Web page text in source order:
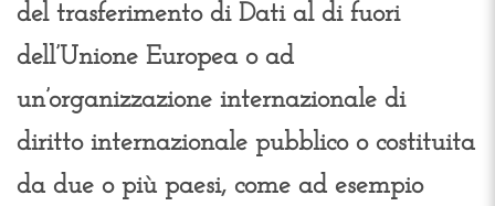
del trasferimento di Dati al di fuori
dell’Unione Europea o ad
un’organizzazione internazionale di
diritto internazionale pubblico o costituita
da due o più paesi, come ad esempio